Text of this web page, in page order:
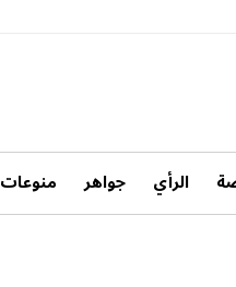
الرأي جواهر منوعات